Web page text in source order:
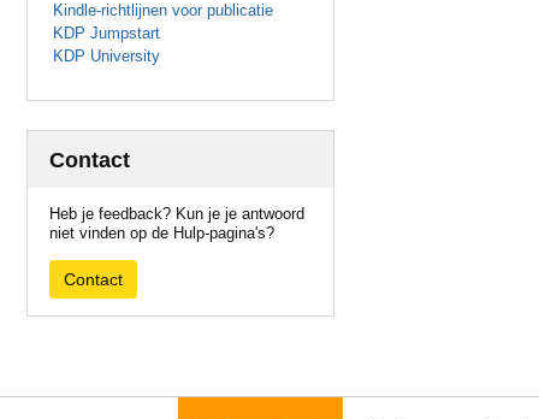
Kindle-richtlijnen voor publicatie
KDP Jumpstart
KDP University
Contact
Heb je feedback? Kun je je antwoord
niet vinden op de Hulp-pagina's?
Contact